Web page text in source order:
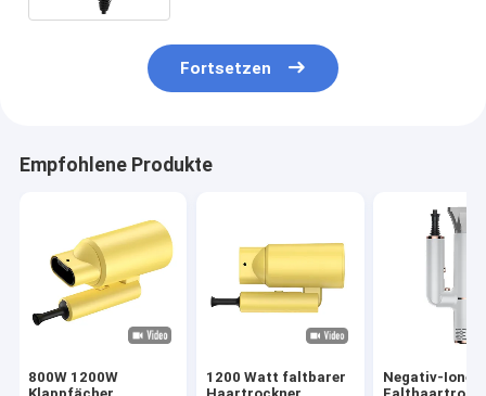
Fortsetzen
Empfohlene Produkte
800W 1200W
1200 Watt faltbarer
Negativ-